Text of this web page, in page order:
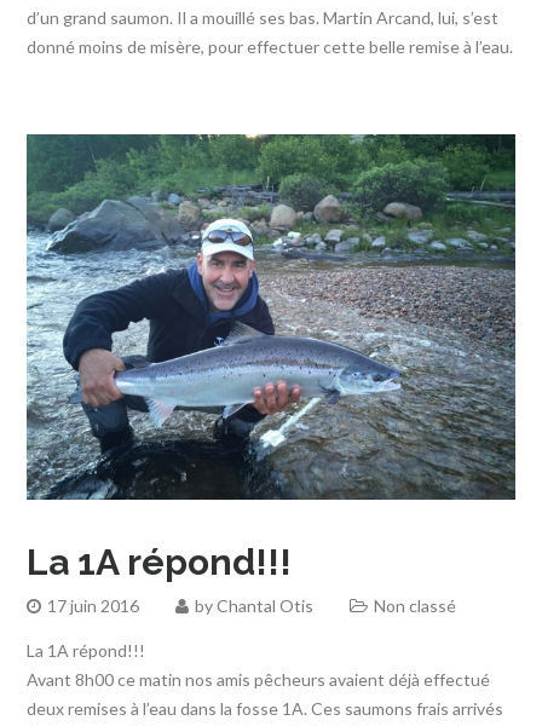
d’un grand saumon. Il a mouillé ses bas. Martin Arcand, lui, s’est
donné moins de misère, pour effectuer cette belle remise à l’eau.
La 1A répond!!!
17 juin 2016 byChantal Otis Non classé
La 1A répond!!!
Avant 8h00 ce matin nos amis pêcheurs avaient déjà effectué
deux remises à l’eau dans la fosse 1A. Ces saumons frais arrivés